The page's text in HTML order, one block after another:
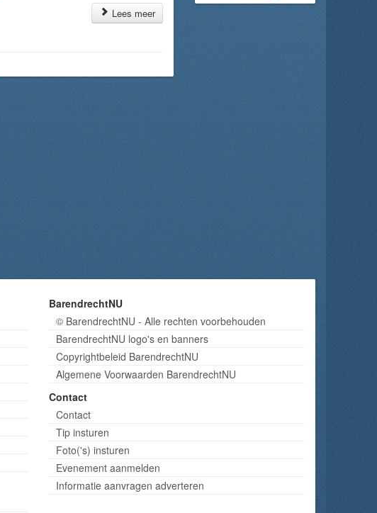
Lees meer
BarendrechtNU
© BarendrechtNU - Alle rechten voorbehouden
BarendrechtNU logo's en banners
Copyrightbeleid BarendrechtNU
Algemene Voorwaarden BarendrechtNU
Contact
Contact
Tip insturen
Foto('s) insturen
Evenement aanmelden
Informatie aanvragen adverteren